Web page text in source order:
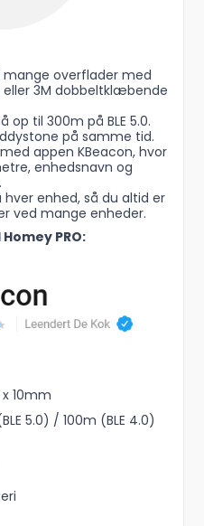
overflader med
3M dobbeltklæbende
til 300m på BLE 5.0.
på samme tid.
appen KBeacon, hvor
enhedsnavn og
hver enhed, så du altid er
ved mange enheder.
PRO:
10mm
5.0) / 100m (BLE 4.0)